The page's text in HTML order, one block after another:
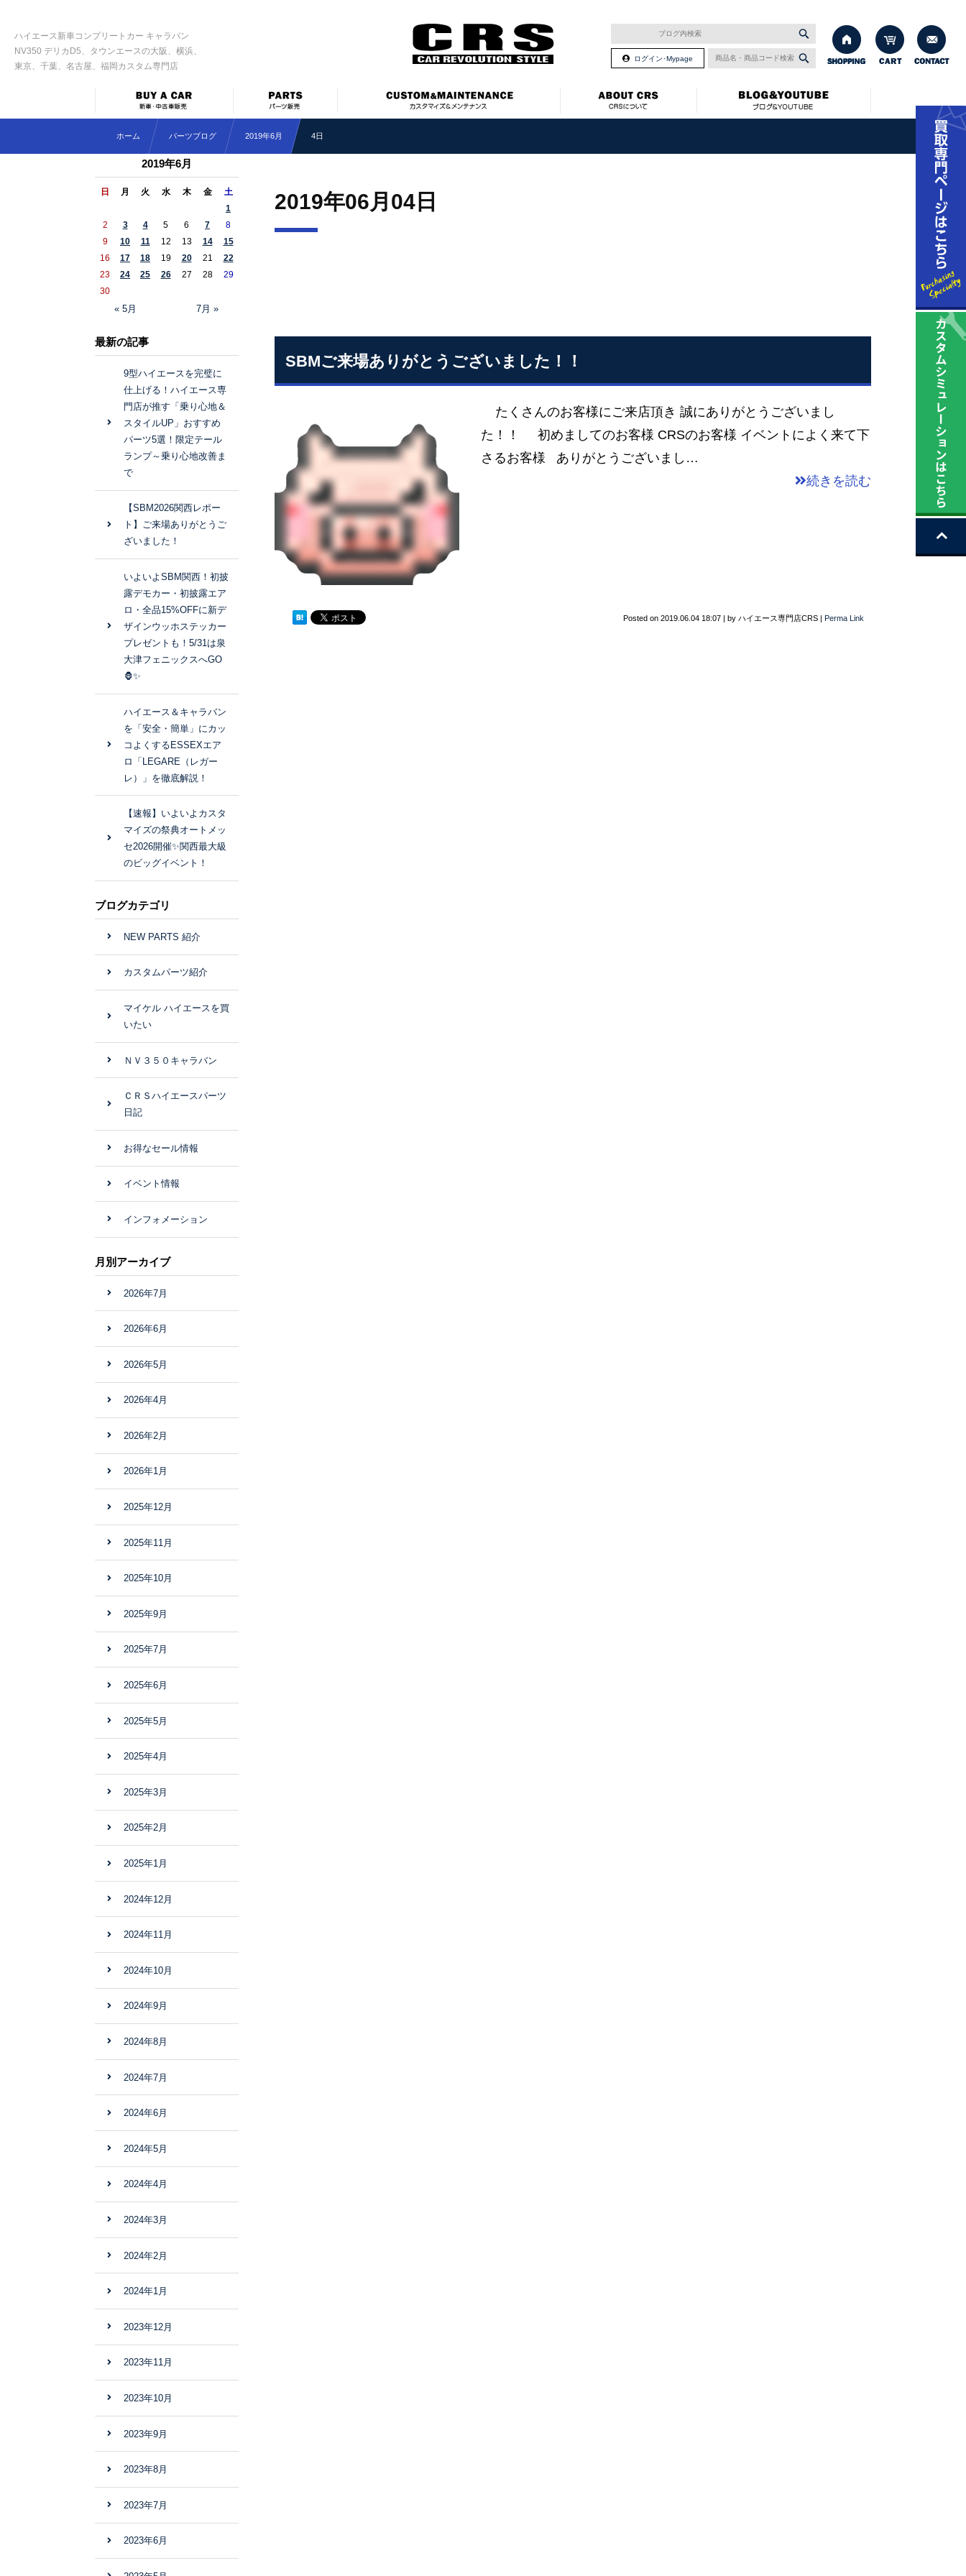
ハイエース新車コンプリートカー キャラバン
NV350 デリカD5、タウンエースの大阪、横浜、
東京、千葉、名古屋、福岡カスタム専門店
ログイン･Mypage
ホーム パーツブログ 2019年6月 4日
2019年06月04日
SBMご来場ありがとうございました！！
たくさんのお客様にご来店頂き 誠にありがとうございまし
た！！ 初めましてのお客様 CRSのお客様 イベントによく来て下
さるお客様 ありがとうございまし…
続きを読む
Posted on 2019.06.04 18:07 | by ハイエース専門店CRS | Perma Link
2019年6月
日 月 火 水 木 金 土
« 5月 7月 »
1
2
3 4 5 6 7
8
9
10 11 12 13 14
15
16
17 18 19 20 21
22
23
24 25 26 27 28
29
30
最新の記事
9型ハイエースを完璧に
仕上げる！ハイエース専
門店が推す「乗り心地＆
スタイルUP」おすすめ
パーツ5選！限定テール
ランプ～乗り心地改善ま
で
【SBM2026関西レポー
ト】ご来場ありがとうご
ざいました！
いよいよSBM関西！初披
露デモカー・初披露エア
ロ・全品15%OFFに新デ
ザインウッホステッカー
プレゼントも！5/31は泉
大津フェニックスへGO
🦍✨
ハイエース＆キャラバン
を「安全・簡単」にカッ
コよくするESSEXエア
ロ「LEGARE（レガー
レ）」を徹底解説！
【速報】いよいよカスタ
マイズの祭典オートメッ
セ2026開催✨関西最大級
のビッグイベント！
ブログカテゴリ
NEW PARTS 紹介
カスタムパーツ紹介
マイケル ハイエースを買
いたい
ＮＶ３５０キャラバン
ＣＲＳハイエースパーツ
日記
お得なセール情報
イベント情報
インフォメーション
月別アーカイブ
2026年7月
2026年6月
2026年5月
2026年4月
2026年2月
2026年1月
2025年12月
2025年11月
2025年10月
2025年9月
2025年7月
2025年6月
2025年5月
2025年4月
2025年3月
2025年2月
2025年1月
2024年12月
2024年11月
2024年10月
2024年9月
2024年8月
2024年7月
2024年6月
2024年5月
2024年4月
2024年3月
2024年2月
2024年1月
2023年12月
2023年11月
2023年10月
2023年9月
2023年8月
2023年7月
2023年6月